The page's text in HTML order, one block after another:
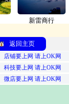
新雷商行
返回主页
店铺要上网 请上OK网
科技要上网 请上OK网
微店要上网 请上OK网